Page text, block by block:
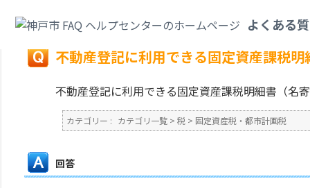
よくある
戻る
不動産登記に利用できる固定資産課税
不動産登記に利用できる固定資産課税明細書（名
カテゴリー : カテゴリ一覧 > 税 > 固定資産税・都市計画税
回答